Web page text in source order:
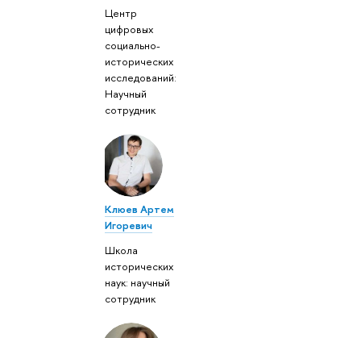
Центр
цифровых
социально-
исторических
исследований:
Научный
сотрудник
Клюев Артем
Игоревич
Школа
исторических
наук: научный
сотрудник